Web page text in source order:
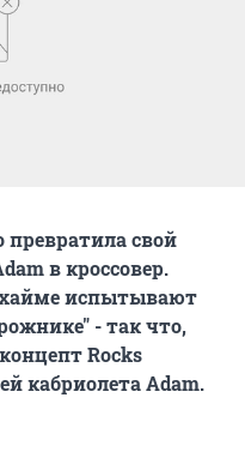
свой
в кроссовер.
испытывают
- так что,
Rocks
кабриолета Adam.